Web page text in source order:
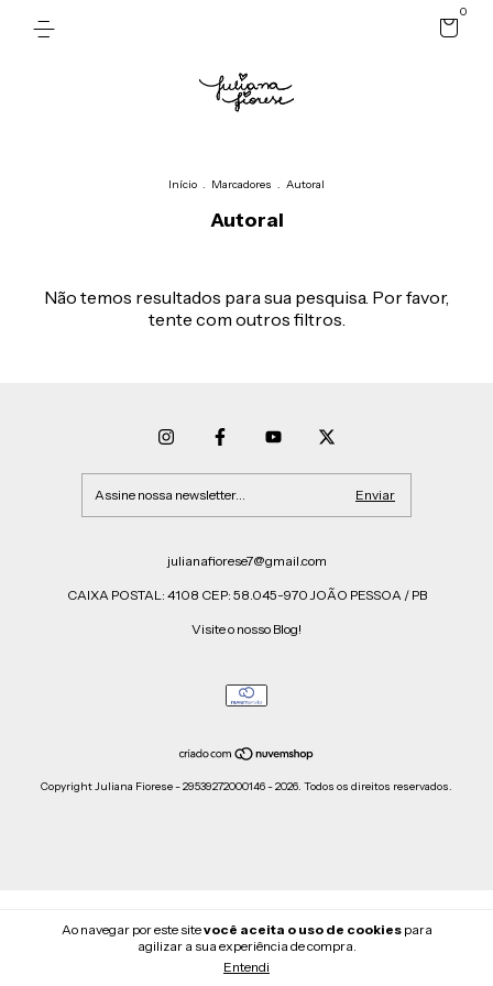
0
Ao navegar por este sitevocê aceita o uso de cookiespara
agilizar a sua experiência de compra.
Entendi
Início Marcadores Autoral
Autoral
Não temos resultados para sua pesquisa. Por favor,
tente com outros filtros.
julianafiorese7@gmail.com
CAIXA POSTAL: 4108 CEP: 58.045-970 JOÃO PESSOA / PB
Visite o nosso Blog!
Copyright Juliana Fiorese - 29539272000146 - 2026. Todos os direitos reservados.